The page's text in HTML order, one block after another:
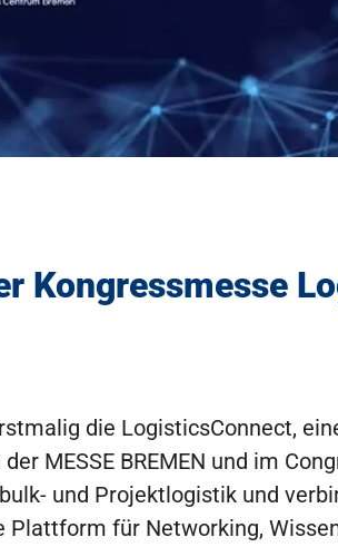
Kongressmesse
die LogisticsConnect,
MESSE BREMEN und im
und Projektlogistik und
Plattform für Networking,